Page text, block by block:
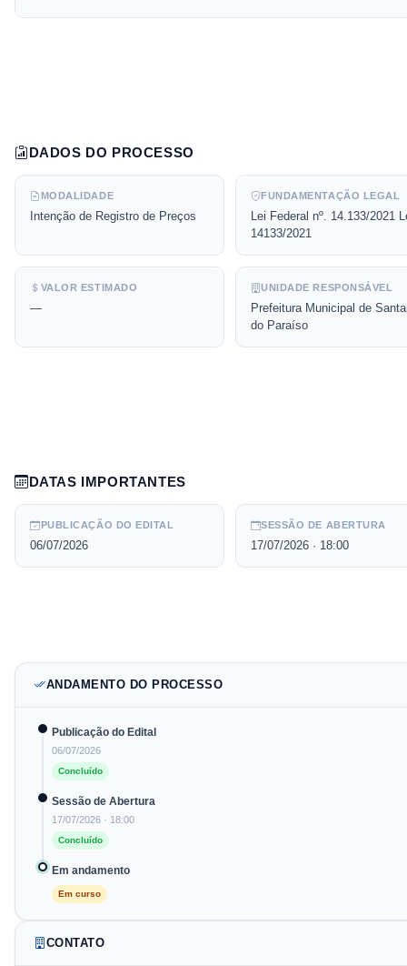
DADOS DO PROCESSO
MODALIDADE
Intenção de Registro de Preços
FUNDAMENTAÇÃO LEGAL
Lei Federal nº. 14.133/2021
14133/2021
VALOR ESTIMADO
—
UNIDADE RESPONSÁVEL
Prefeitura Municipal de
do Paraíso
DATAS IMPORTANTES
PUBLICAÇÃO DO EDITAL
06/07/2026
SESSÃO DE ABERTURA
17/07/2026· 18:00
ANDAMENTO DO PROCESSO
Publicação do Edital
06/07/2026
Concluído
Sessão de Abertura
17/07/2026 · 18:00
Concluído
Em andamento
Em curso
CONTATO